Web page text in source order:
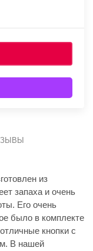
из
запаха и очень
Его очень
было в комплекте
кнопки с
В нашей